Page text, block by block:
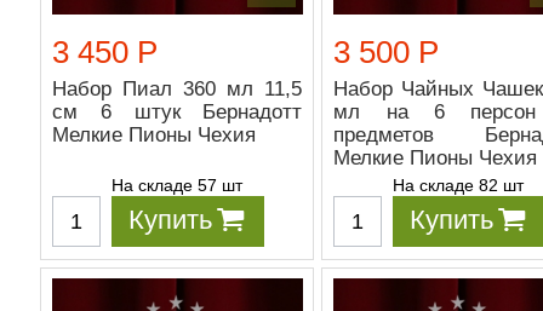
3 450 Р
Набор Пиал 360 мл 11,5
см 6 штук Бернадотт
Мелкие Пионы Чехия
На складе 57 шт
Купить
3 500 Р
Набор Чайных
мл на 6
предметов
Мелкие Пионы Чехия
На складе 82 шт
Купить